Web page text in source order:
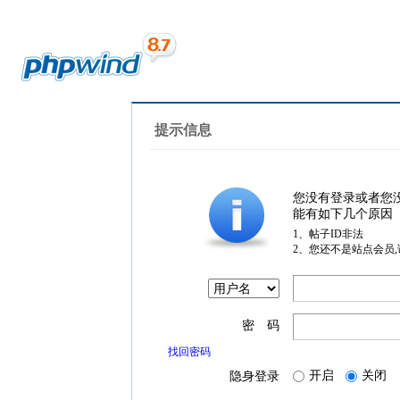
提示信息
您没有登录或者您
能有如下几个原因
1、帖子ID非法
2、您还不是站点会员
密 码
找回密码
隐身登录 开启 关闭